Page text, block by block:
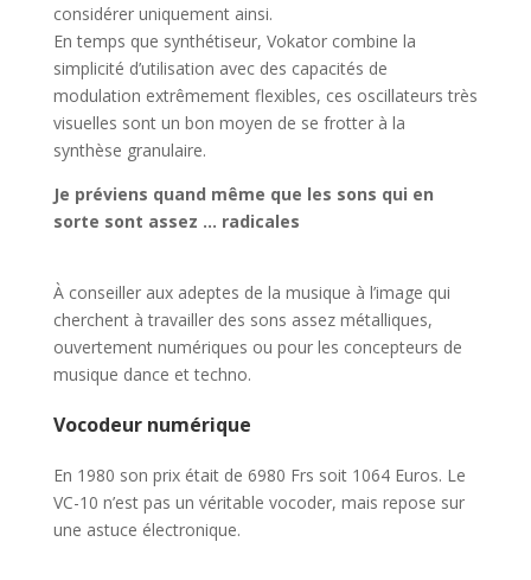
considérer uniquement ainsi.
En temps que synthétiseur, Vokator combine la
simplicité d’utilisation avec des capacités de
modulation extrêmement flexibles, ces oscillateurs très
visuelles sont un bon moyen de se frotter à la
synthèse granulaire.
Je préviens quand même que les sons qui en
sorte sont assez … radicales
À conseiller aux adeptes de la musique à l’image qui
cherchent à travailler des sons assez métalliques,
ouvertement numériques ou pour les concepteurs de
musique dance et techno.
Vocodeur numérique
En 1980 son prix était de 6980 Frs soit 1064 Euros. Le
VC-10 n’est pas un véritable vocoder, mais repose sur
une astuce électronique.